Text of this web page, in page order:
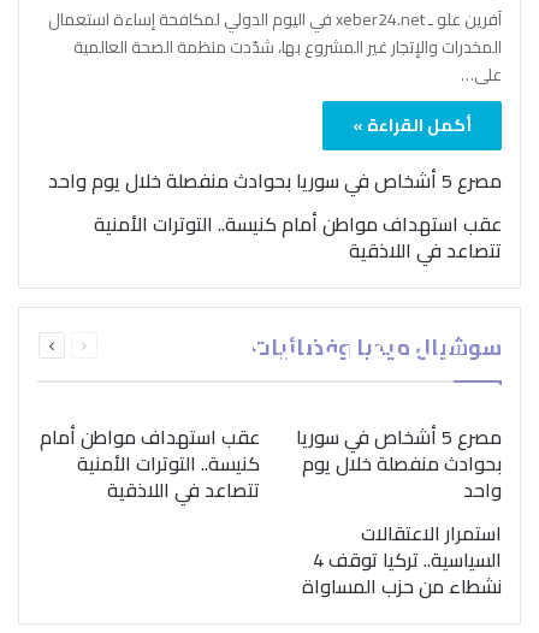
آفرين علو ـ xeber24.net في اليوم الدولي لمكافحة إساءة استعمال
المخدرات والإتجار غير المشروع بها، شدّدت منظمة الصحة العالمية
على…
أكمل القراءة »
مصرع 5 أشخاص في سوريا بحوادث منفصلة خلال يوم واحد
عقب استهداف مواطن أمام كنيسة.. التوترات الأمنية
تتصاعد في اللاذقية
سوشيال ميديا وفضائيات الصفحةالصفحة
بمناسبة اليوم الدولي..
“الصحة العالمية” تؤكد
ضرورة اتباع نهج متكامل
لمواجهة إدمان المخدرات
مصرع 5 أشخاص في سوريا
بحوادث منفصلة خلال يوم
واحد
عقب استهداف مواطن أمام
كنيسة.. التوترات الأمنية
تتصاعد في اللاذقية
استمرار الاعتقالات
السياسية.. تركيا توقف 4
نشطاء من حزب المساواة